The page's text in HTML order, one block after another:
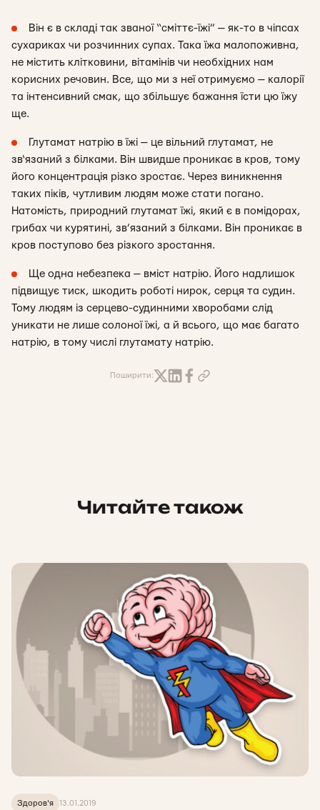
Він є в складі так званої “сміттє-їжі” — як-то в чіпсах
сухариках чи розчинних супах. Така їжа малопоживна,
не містить клітковини, вітамінів чи необхідних нам
корисних речовин. Все, що ми з неї отримуємо — калорії
та інтенсивний смак, що збільшує бажання їсти цю їжу
ще.
Глутамат натрію в їжі — це вільний глутамат, не
зв‘язаний з білками. Він швидше проникає в кров, тому
його концентрація різко зростає. Через виникнення
таких піків, чутливим людям може стати погано.
Натомість, природний глутамат їжі, який є в помідорах,
грибах чи курятині, зв’язаний з білками. Він проникає в
кров поступово без різкого зростання.
Ще одна небезпека — вміст натрію. Його надлишок
підвищує тиск, шкодить роботі нирок, серця та судин.
Тому людям із серцево-судинними хворобами слід
уникати не лише солоної їжі, а й всього, що має багато
натрію, в тому числі глутамату натрію.
Поширити:
Читайте також
Здоров'я 13.01.2019